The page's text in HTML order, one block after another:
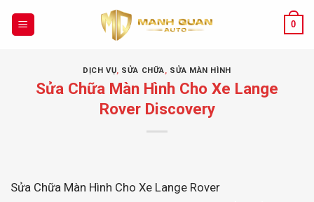
0
DỊCH VỤ, SỬA CHỮA, SỬA MÀN HÌNH
Sửa Chữa Màn Hình Cho Xe Lange
Rover Discovery
Sửa Chữa Màn Hình Cho Xe Lange Rover